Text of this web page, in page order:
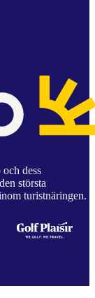
dess
största
turistnäringen.